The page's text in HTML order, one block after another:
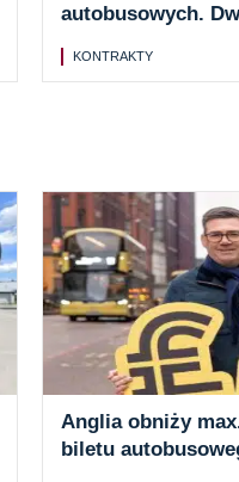
autobusowych.
KONTRAKTY
Anglia obniży
biletu